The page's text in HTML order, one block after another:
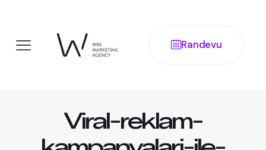
Randevu
Viral-reklam-